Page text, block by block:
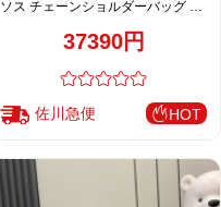
ソス チェーンショルダーバッグ フ
37390円
佐川急便 HOT